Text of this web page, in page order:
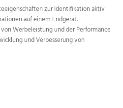
OÖN Reise
Promenaden Galerien
zur Identifikation aktiv
auf einem Endgerät.
Werbeleistung und der Performance
und Verbesserung von